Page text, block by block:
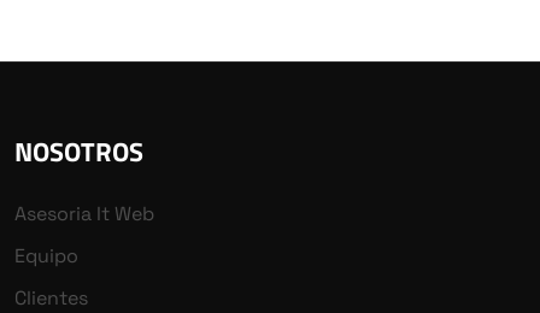
NOSOTROS
Asesoria It Web
Equipo
Clientes